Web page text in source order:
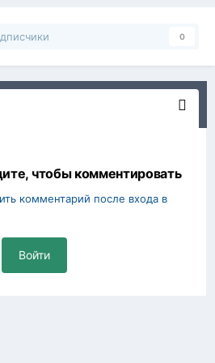
0
чтобы комментировать
комментарий после входа в
Войти